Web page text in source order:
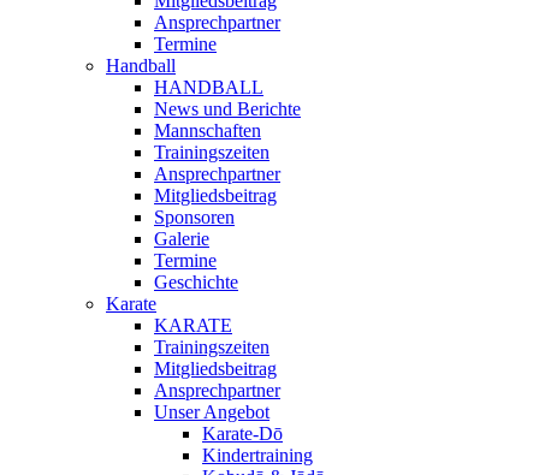
Ansprechpartner
Termine
Handball
HANDBALL
News und Berichte
Mannschaften
Trainingszeiten
Ansprechpartner
Mitgliedsbeitrag
Sponsoren
Galerie
Termine
Geschichte
Karate
KARATE
Trainingszeiten
Mitgliedsbeitrag
Ansprechpartner
Unser Angebot
Karate-Dō
Kindertraining